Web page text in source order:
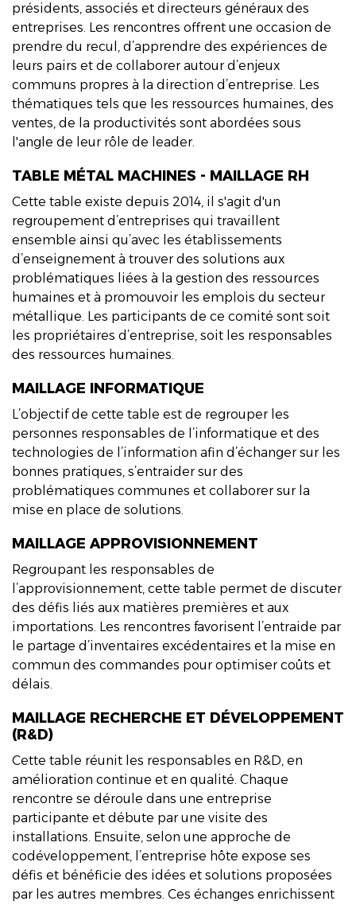
présidents, associés et directeurs généraux des
entreprises. Les rencontres offrent une occasion de
prendre du recul, d’apprendre des expériences de
leurs pairs et de collaborer autour d’enjeux
communs propres à la direction d’entreprise. Les
thématiques tels que les ressources humaines, des
ventes, de la productivités sont abordées sous
l'angle de leur rôle de leader.
TABLE MÉTAL MACHINES - MAILLAGE RH
Cette table existe depuis 2014, il s'agit d'un
regroupement d’entreprises qui travaillent
ensemble ainsi qu’avec les établissements
d’enseignement à trouver des solutions aux
problématiques liées à la gestion des ressources
humaines et à promouvoir les emplois du secteur
métallique. Les participants de ce comité sont soit
les propriétaires d’entreprise, soit les responsables
des ressources humaines.
MAILLAGE INFORMATIQUE
L’objectif de cette table est de regrouper les
personnes responsables de l’informatique et des
technologies de l’information afin d’échanger sur les
bonnes pratiques, s’entraider sur des
problématiques communes et collaborer sur la
mise en place de solutions.
MAILLAGE APPROVISIONNEMENT
Regroupant les responsables de
l’approvisionnement, cette table permet de discuter
des défis liés aux matières premières et aux
importations. Les rencontres favorisent l’entraide par
le partage d’inventaires excédentaires et la mise en
commun des commandes pour optimiser coûts et
délais.
MAILLAGE RECHERCHE ET DÉVELOPPEMENT
(R&D)
Cette table réunit les responsables en R&D, en
amélioration continue et en qualité. Chaque
rencontre se déroule dans une entreprise
participante et débute par une visite des
installations. Ensuite, selon une approche de
codéveloppement, l’entreprise hôte expose ses
défis et bénéficie des idées et solutions proposées
par les autres membres. Ces échanges enrichissent